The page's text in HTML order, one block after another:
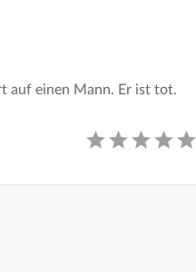
auf einen Mann. Er ist tot.